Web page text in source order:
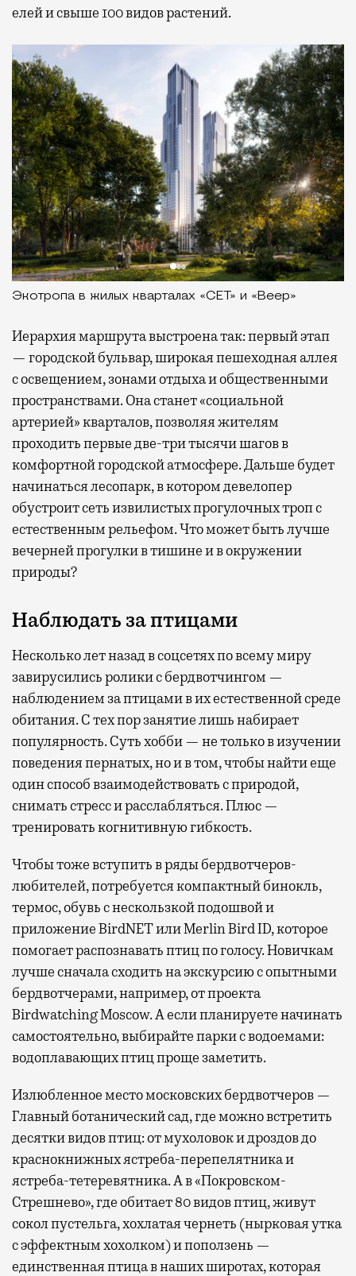
елей и свыше 100 видов растений.
Экотропа в жилых кварталах «СЕТ» и «Веер»
Иерархия маршрута выстроена так: первый этап
— городской бульвар, широкая пешеходная аллея
с освещением, зонами отдыха и общественными
пространствами. Она станет «социальной
артерией» кварталов, позволяя жителям
проходить первые две-три тысячи шагов в
комфортной городской атмосфере. Дальше будет
начинаться лесопарк, в котором девелопер
обустроит сеть извилистых прогулочных троп с
естественным рельефом. Что может быть лучше
вечерней прогулки в тишине и в окружении
природы?
Наблюдать за птицами
Несколько лет назад в соцсетях по всему миру
завирусились ролики с бердвотчингом —
наблюдением за птицами в их естественной среде
обитания. С тех пор занятие лишь набирает
популярность. Суть хобби — не только в изучении
поведения пернатых, но и в том, чтобы найти еще
один способ взаимодействовать с природой,
снимать стресс и расслабляться. Плюс —
тренировать когнитивную гибкость.
Чтобы тоже вступить в ряды бердвотчеров-
любителей, потребуется компактный бинокль,
термос, обувь с нескользкой подошвой и
приложение BirdNET или Merlin Bird ID, которое
помогает распознавать птиц по голосу. Новичкам
лучше сначала сходить на экскурсию с опытными
бердвотчерами, например, от проекта
Birdwatching Moscow. А если планируете начинать
самостоятельно, выбирайте парки с водоемами:
водоплавающих птиц проще заметить.
Излюбленное место московских бердвотчеров —
Главный ботанический сад, где можно встретить
десятки видов птиц: от мухоловок и дроздов до
краснокнижных ястреба-перепелятника и
ястреба-тетеревятника. А в «Покровском-
Стрешнево», где обитает 80 видов птиц, живут
сокол пустельга, хохлатая чернеть (нырковая утка
с эффектным хохолком) и поползень —
единственная птица в наших широтах, которая